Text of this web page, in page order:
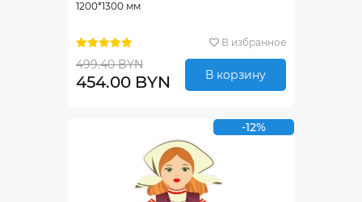
1200*1300 мм
В избранное
499.40 BYN
454.00 BYN В корзину
-12%